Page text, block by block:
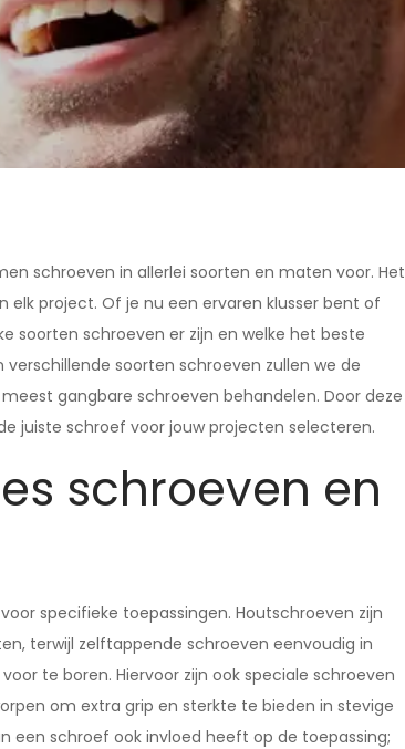
schroeven in allerlei soorten en maten voor. Het
elk project. Of je nu een ervaren klusser bent of
soorten schroeven er zijn en welke het beste
soorten schroeven zullen we de
gangbare schroeven behandelen. Door deze
juiste schroef voor jouw projecten selecteren.
schroeven en
specifieke toepassingen. Houtschroeven zijn
terwijl zelftappende schroeven eenvoudig in
te boren. Hiervoor zijn ook speciale schroeven
om extra grip en sterkte te bieden in stevige
een schroef ook invloed heeft op de toepassing;